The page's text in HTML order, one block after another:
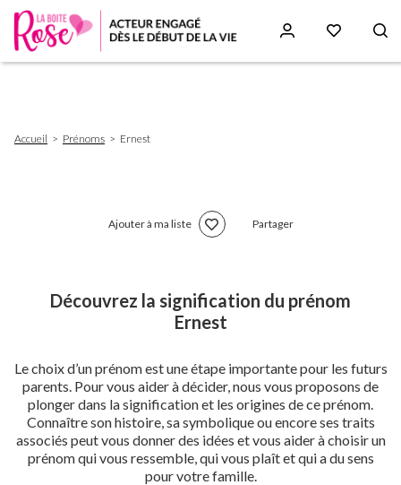
d'Ariane
Accueil Prénoms Ernest
Ajouter à ma liste Partager
Découvrez la signification du prénom
Ernest
Le choix d’un prénom est une étape importante pour les futurs
parents. Pour vous aider à décider, nous vous proposons de
plonger dans la signification et les origines de ce prénom.
Connaître son histoire, sa symbolique ou encore ses traits
associés peut vous donner des idées et vous aider à choisir un
prénom qui vous ressemble, qui vous plaît et qui a du sens
pour votre famille.